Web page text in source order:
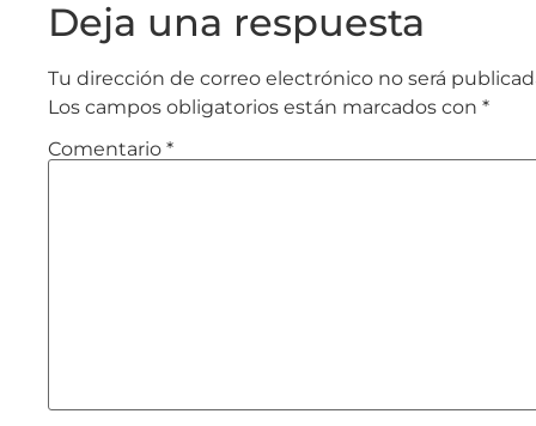
Deja una respuesta
Tu dirección de correo electrónico no será
Los campos obligatorios están marcados con *
Comentario *